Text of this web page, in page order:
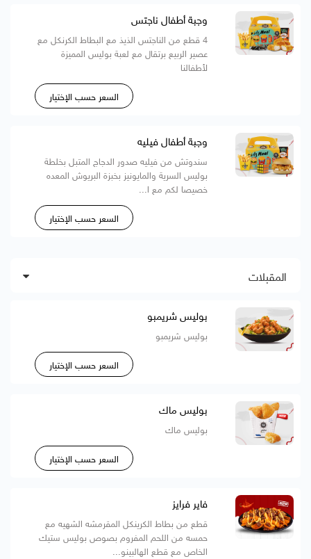
وجبة أطفال ناجتس
4 قطع من الناجتس الذيذ مع البطاط الكرنكل مع
عصير الربيع برتقال مع لعبة بوليس المميزة
لأطفالنا
السعر حسب الإختيار
وجبة أطفال فيليه
سندوتش من فيليه صدور الدجاج المتبل بخلطة
بوليس السرية والمايونيز بخبزة البريوش المعده
خصيصا لكم مع ا...
السعر حسب الإختيار
المقبلات
بوليس شريمبو
بوليس شريمبو
السعر حسب الإختيار
بوليس ماك
بوليس ماك
السعر حسب الإختيار
فاير فرايز
قطع من بطاط الكرينكل المقرمشه الشهيه مع
حمسه من اللحم المفروم بصوص بوليس ستيك
الخاص مع قطع الهالبينو...